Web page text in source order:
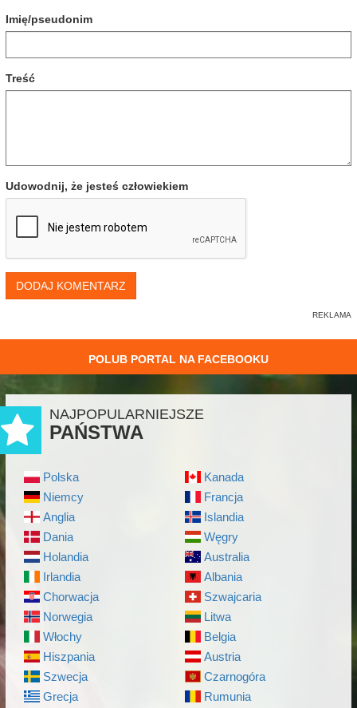
Imię/pseudonim
Treść
Udowodnij, że jesteś człowiekiem
DODAJ KOMENTARZ
POLUB PORTAL NA FACEBOOKU
NAJPOPULARNIEJSZE
PAŃSTWA
Polska
Niemcy
Anglia
Dania
Holandia
Irlandia
Chorwacja
Norwegia
Włochy
Hiszpania
Szwecja
Grecja
Kanada
Francja
Islandia
Węgry
Australia
Albania
Szwajcaria
Litwa
Belgia
Austria
Czarnogóra
Rumunia